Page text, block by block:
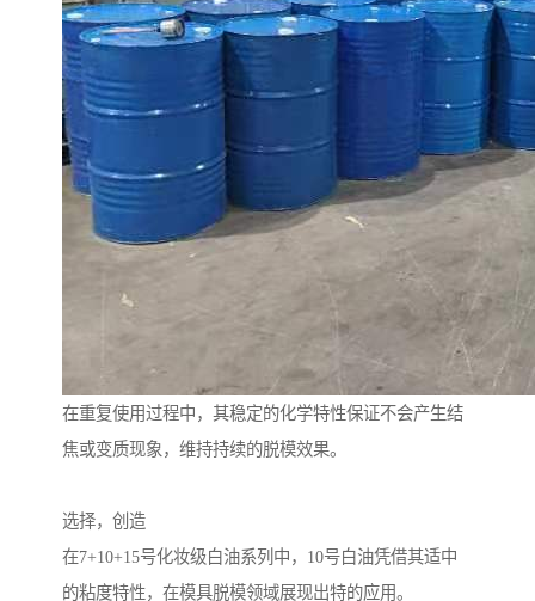
在重复使用过程中，其稳定的化学特性保证不会产生结
焦或变质现象，维持持续的脱模效果。
选择，创造
在7+10+15号化妆级白油系列中，10号白油凭借其适中
的粘度特性，在模具脱模领域展现出特的应用。